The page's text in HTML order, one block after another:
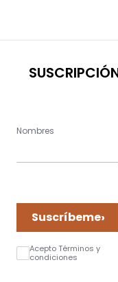
Nombres
Suscríbeme›
Acepto Términos y
condiciones